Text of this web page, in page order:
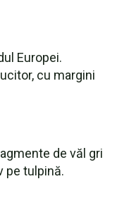
Europei.
cu margini
de văl gri
pe tulpină.